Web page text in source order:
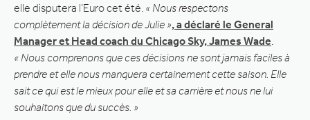
elle disputera l’Euro cet été. « Nous respectons
complètement la décision de Julie », a déclaré le General
Manager et Head coach du Chicago Sky, James Wade
« Nous comprenons que ces décisions ne sont jamais faciles à
prendre et elle nous manquera certainement cette saison. Elle
sait ce qui est le mieux pour elle et sa carrière et nous ne lui
souhaitons que du succès. »